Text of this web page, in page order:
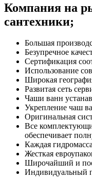
Компания на
сантехники;
Большая
Безупречное
Сертификация
Использование
Широкая
Развитая сеть
Чаши ванн
Укрепление чаш
Оригинальная
Все
обеспечивает
Каждая
Жесткая
Широчайший и
Индивидуальный